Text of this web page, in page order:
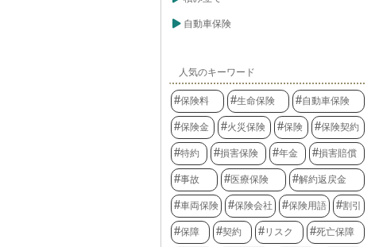
自動車保険
人気のキーワード
保険料 生命保険 自動車保険
保険金 火災保険 保険 保険契約
特約 損害保険 年金 損害賠償
事故 医療保険 解約返戻金
車両保険 保険会社 保険用語 割引
保障 契約 リスク 死亡保障